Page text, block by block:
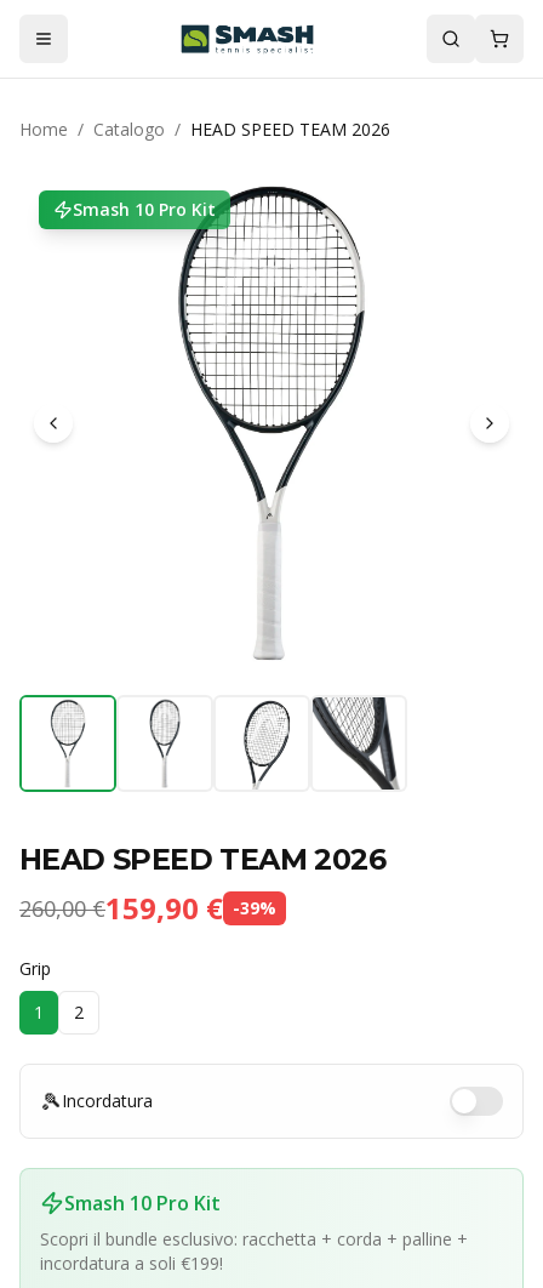
Home / Catalogo / HEAD SPEED TEAM 2026
Smash 10 Pro Kit
HEAD SPEED TEAM 2026
260,00 €159,90 € -39%
Grip
1
2
🎾Incordatura
Smash 10 Pro Kit
Scopri il bundle esclusivo: racchetta + corda + palline +
incordatura a soli €199!